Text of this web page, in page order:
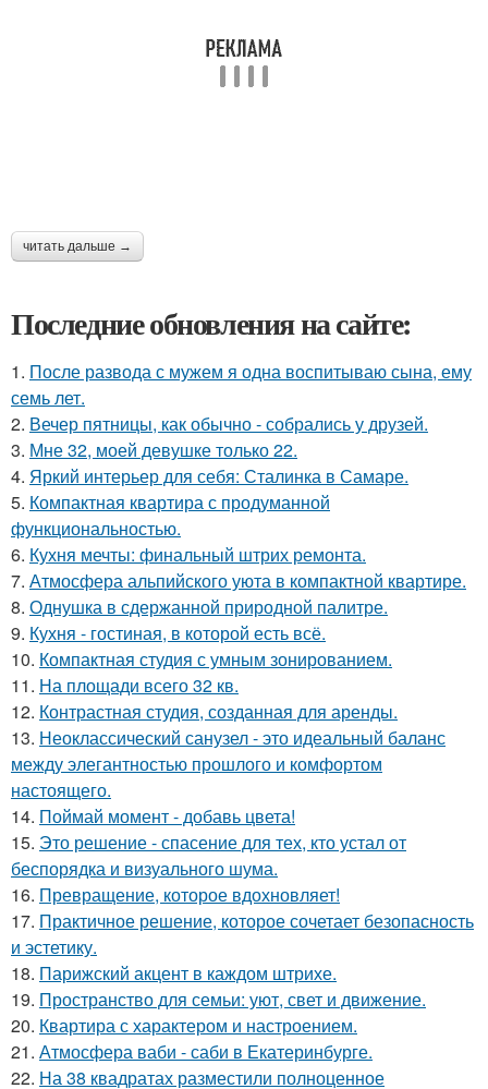
читать дальше →
Последние обновления на сайте:
1. После развода с мужем я одна воспитываю сына, ему
семь лет.
2. Вечер пятницы, как обычно - собрались у друзей.
3. Мне 32, моей девушке только 22.
4. Яркий интерьер для себя: Сталинка в Самаре.
5. Компактная квартира с продуманной
функциональностью.
6. Кухня мечты: финальный штрих ремонта.
7. Атмосфера альпийского уюта в компактной квартире.
8. Однушка в сдержанной природной палитре.
9. Кухня - гостиная, в которой есть всё.
10. Компактная студия с умным зонированием.
11. На площади всего 32 кв.
12. Контрастная студия, созданная для аренды.
13. Неоклассический санузел - это идеальный баланс
между элегантностью прошлого и комфортом
настоящего.
14. Поймай момент - добавь цвета!
15. Это решение - спасение для тех, кто устал от
беспорядка и визуального шума.
16. Превращение, которое вдохновляет!
17. Практичное решение, которое сочетает безопасность
и эстетику.
18. Парижский акцент в каждом штрихе.
19. Пространство для семьи: уют, свет и движение.
20. Квартира с характером и настроением.
21. Атмосфера ваби - саби в Екатеринбурге.
22. На 38 квадратах разместили полноценное